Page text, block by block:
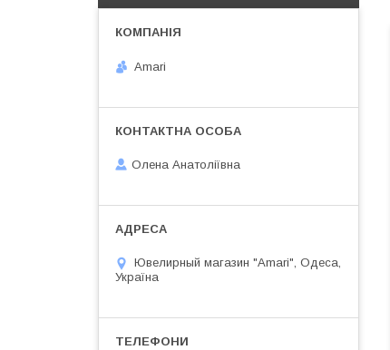
Amari
Олена Анатоліївна
Ювелирный магазин "Amari", Одеса,
Україна